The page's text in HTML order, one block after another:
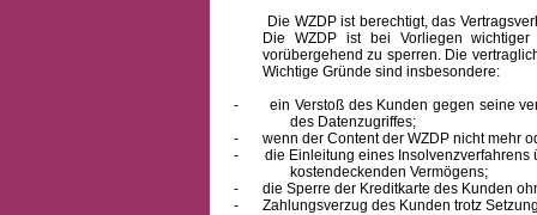
Die WZDP ist berechtigt, das
Die WZDP ist bei Vorliegen
vorübergehend zu sperren. Die
Wichtige Gründe sind insbesondere:
-
ein Verstoß des Kunden gegen seine
des Datenzugriffes;
-
wenn der Content der WZDP nicht mehr
-
die Einleitung eines
kostendeckenden Vermögens;
-
die Sperre der Kreditkarte des Kunden
-
Zahlungsverzug des Kunden trotz